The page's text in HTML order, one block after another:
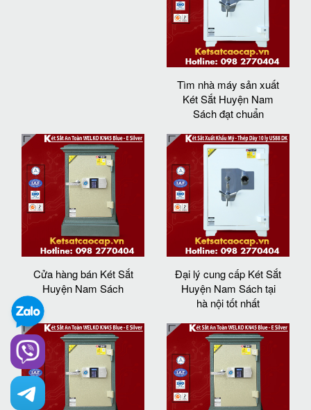
Tìm nhà máy sản xuất
Két Sắt Huyện Nam
Sách đạt chuẩn
Cửa hàng bán Két Sắt
Huyện Nam Sách
Đại lý cung cấp Két Sắt
Huyện Nam Sách tại
hà nội tốt nhất